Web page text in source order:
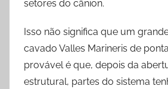
setores do cânion.
Isso não significa que um
cavado Valles Marineris de
provável é que, depois da
estrutural, partes do sistema